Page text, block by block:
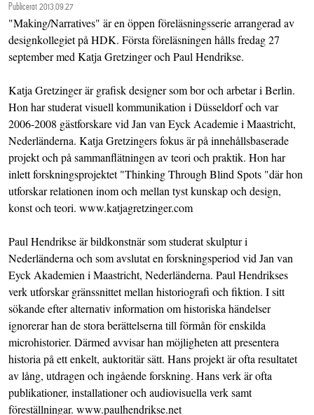
Publicerat 2013.09.27
"Making/Narratives" är en öppen föreläsningsserie arrangerad av
designkollegiet på HDK. Första föreläsningen hålls fredag 27
september med Katja Gretzinger och Paul Hendrikse.
Katja Gretzinger är grafisk designer som bor och arbetar i Berlin.
Hon har studerat visuell kommunikation i Düsseldorf och var
2006-2008 gästforskare vid Jan van Eyck Academie i Maastricht,
Nederländerna. Katja Gretzingers fokus är på innehållsbaserade
projekt och på sammanflätningen av teori och praktik. Hon har
inlett forskningsprojektet "Thinking Through Blind Spots "där hon
utforskar relationen inom och mellan tyst kunskap och design,
konst och teori. www.katjagretzinger.com
Paul Hendrikse är bildkonstnär som studerat skulptur i
Nederländerna och som avslutat en forskningsperiod vid Jan van
Eyck Akademien i Maastricht, Nederländerna. Paul Hendrikses
verk utforskar gränssnittet mellan historiografi och fiktion. I sitt
sökande efter alternativ information om historiska händelser
ignorerar han de stora berättelserna till förmån för enskilda
microhistorier. Därmed avvisar han möjligheten att presentera
historia på ett enkelt, auktoritär sätt. Hans projekt är ofta resultatet
av lång, utdragen och ingående forskning. Hans verk är ofta
publikationer, installationer och audiovisuella verk samt
föreställningar. www.paulhendrikse.net